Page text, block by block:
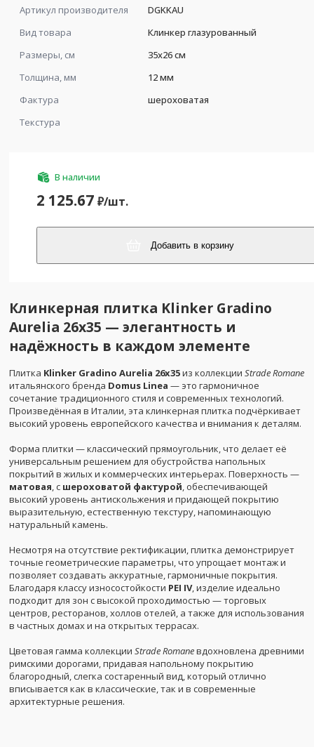
Артикул производителя
DGKKAU
Вид товара
Клинкер глазурованный
Размеры, см
35x26 см
Толщина, мм
12 мм
Фактура
шероховатая
Текстура
В наличии
2 125.67 ₽/шт.
Добавить в корзину
Клинкерная плитка Klinker Gradino
Aurelia 26x35 — элегантность и
надёжность в каждом элементе
Плитка Klinker Gradino Aurelia 26x35из коллекции Strade Romane
итальянского бренда Domus Linea — это гармоничное
сочетание традиционного стиля и современных технологий.
Произведённая в Италии, эта клинкерная плитка подчёркивает
высокий уровень европейского качества и внимания к деталям.
Форма плитки — классический прямоугольник, что делает её
универсальным решением для обустройства напольных
покрытий в жилых и коммерческих интерьерах. Поверхность —
матовая, с шероховатой фактурой, обеспечивающей
высокий уровень антискольжения и придающей покрытию
выразительную, естественную текстуру, напоминающую
натуральный камень.
Несмотря на отсутствие ректификации, плитка демонстрирует
точные геометрические параметры, что упрощает монтаж и
позволяет создавать аккуратные, гармоничные покрытия.
Благодаря классу износостойкости PEI IV, изделие идеально
подходит для зон с высокой проходимостью — торговых
центров, ресторанов, холлов отелей, а также для использования
в частных домах и на открытых террасах.
Цветовая гамма коллекции Strade Romaneвдохновлена древними
римскими дорогами, придавая напольному покрытию
благородный, слегка состаренный вид, который отлично
вписывается как в классические, так и в современные
архитектурные решения.